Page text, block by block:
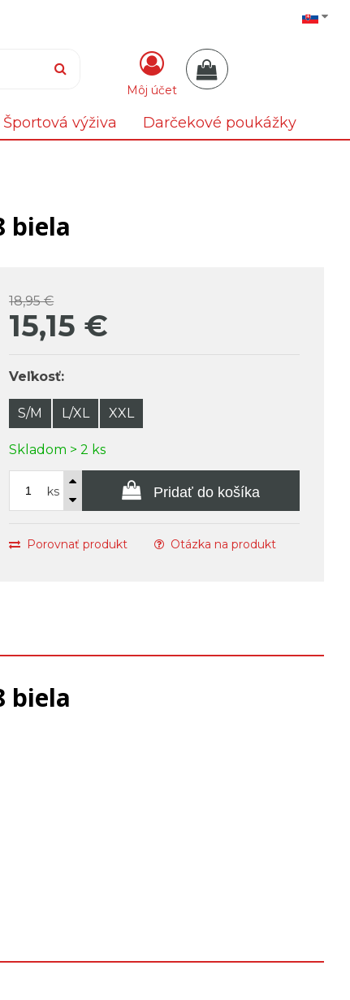
Môj účet
Športová výživa Darčekové poukážky
biela
18,95 €
15,15 €
Veľkosť:
S/M L/XL XXL
Skladom > 2 ks
ks Pridať do košíka
Porovnať produkt Otázka na produkt
biela